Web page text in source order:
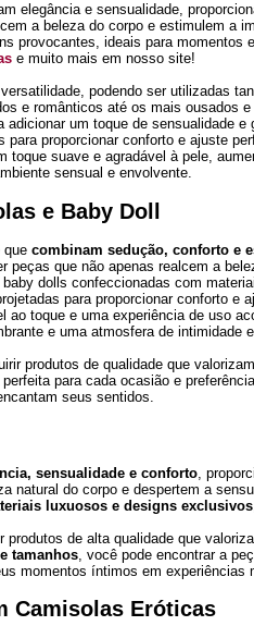
elegância e sensualidade,
a beleza do corpo e estimulem a
provocantes, ideais para
e muito mais em nosso site!
podendo ser utilizadas
e românticos até os mais ousados
um toque de sensualidade
para proporcionar conforto e ajuste
toque suave e agradável à pele,
sensual e envolvente.
e Baby Doll
que combinam sedução, conforto e
peças que não apenas realcem a
dolls confeccionadas com
para proporcionar conforto
ao toque e uma experiência de uso
e uma atmosfera de intimidade e
produtos de qualidade que
para cada ocasião e
seus sentidos.
sensualidade e conforto,
natural do corpo e despertem a
luxuosos e designs exclusivos
de alta qualidade que
tamanhos, você pode encontrar a
momentos íntimos em
Camisolas Eróticas